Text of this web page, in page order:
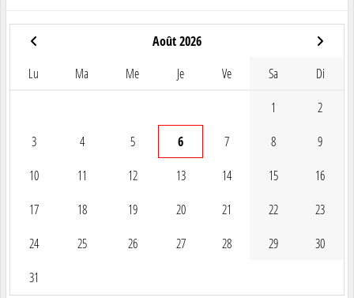
Août 2026
Lu Ma Me Je Ve Sa Di
1 2
3 4 5 6 7 8 9
10 11 12 13 14 15 16
17 18 19 20 21 22 23
24 25 26 27 28 29 30
31